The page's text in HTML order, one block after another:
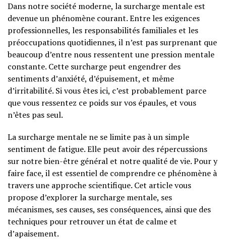
Dans notre société moderne, la surcharge mentale est
devenue un phénomène courant. Entre les exigences
professionnelles, les responsabilités familiales et les
préoccupations quotidiennes, il n’est pas surprenant que
beaucoup d’entre nous ressentent une pression mentale
constante. Cette surcharge peut engendrer des
sentiments d’anxiété, d’épuisement, et même
d’irritabilité. Si vous êtes ici, c’est probablement parce
que vous ressentez ce poids sur vos épaules, et vous
n’êtes pas seul.
La surcharge mentale ne se limite pas à un simple
sentiment de fatigue. Elle peut avoir des répercussions
sur notre bien-être général et notre qualité de vie. Pour y
faire face, il est essentiel de comprendre ce phénomène à
travers une approche scientifique. Cet article vous
propose d’explorer la surcharge mentale, ses
mécanismes, ses causes, ses conséquences, ainsi que des
techniques pour retrouver un état de calme et
d’apaisement.